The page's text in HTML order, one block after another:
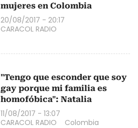
mujeres en Colombia
20/08/2017 - 20:17
CARACOL RADIO
"Tengo que esconder que soy
gay porque mi familia es
homofóbica": Natalia
11/08/2017 - 13:07
CARACOL RADIO
Colombia